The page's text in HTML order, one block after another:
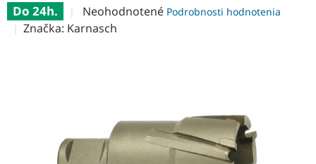
Do 24h.
Priemerné
hodnotenie
hviezdičiek.
Neohodnotené Podrobnosti hodnotenia
Značka: Karnasch